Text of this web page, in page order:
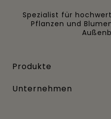
Spezialist für
Pflanzen und
Produkte
Unternehmen